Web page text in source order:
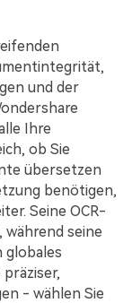
und der
Ihre
ob Sie
übersetzen
benötigen,
Seine OCR-
während seine
globales
- wählen Sie